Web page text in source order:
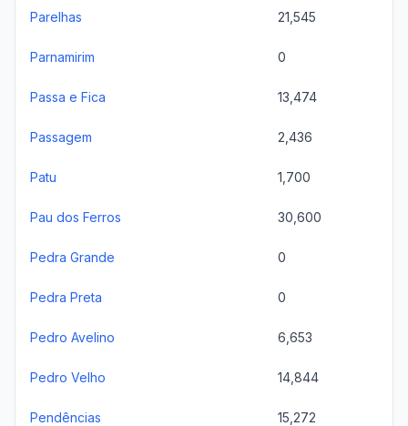
Parelhas 21,545
Parnamirim 0
Passa e Fica 13,474
Passagem 2,436
Patu 1,700
Pau dos Ferros 30,600
Pedra Grande 0
Pedra Preta 0
Pedro Avelino 6,653
Pedro Velho 14,844
Pendências 15,272